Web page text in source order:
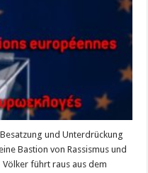
und Unterdrückung
Bastion von Rassismus und
führt raus aus dem